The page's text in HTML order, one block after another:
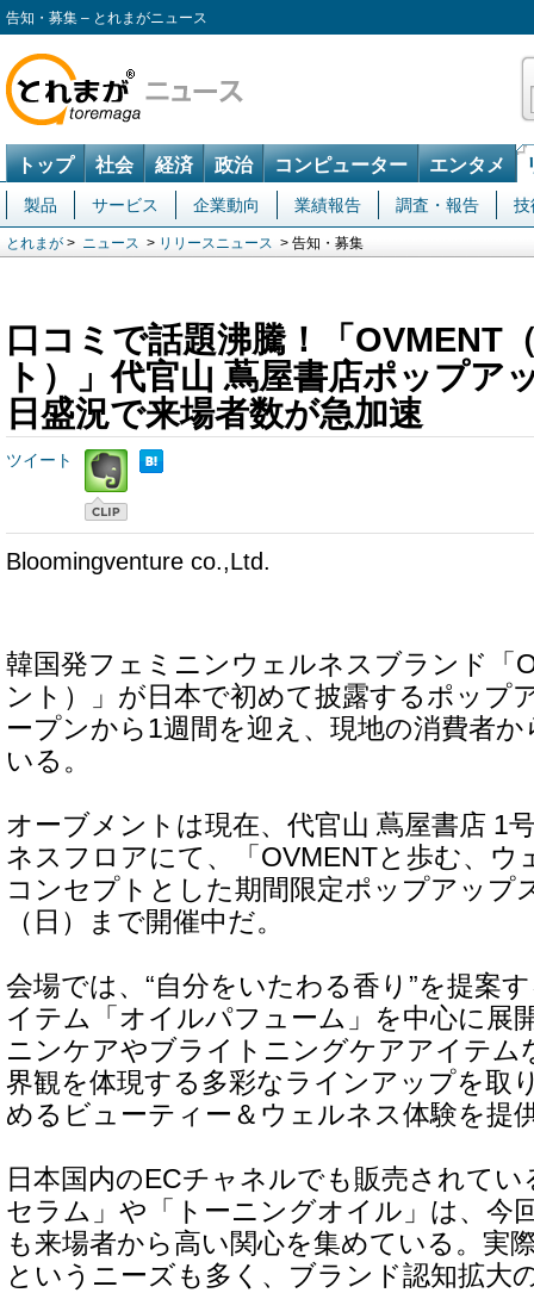
告知・募集 – とれまがニュース
トップ 社会 経済 政治 コンピューター エンタメ
製品 サービス 企業動向 業績報告 調査・報告 技
とれまが > ニュース > リリースニュース > 告知・募集
口コミで話題沸騰！「OVMENT
ト）」代官山 蔦屋書店ポップア
日盛況で来場者数が急加速
ツイート
Bloomingventure co.,Ltd.
韓国発フェミニンウェルネスブランド「
ント）」が日本で初めて披露するポップ
ープンから1週間を迎え、現地の消費者
いる。
オーブメントは現在、代官山 蔦屋書店 1
ネスフロアにて、「OVMENTと歩む、ウ
コンセプトとした期間限定ポップアップ
（日）まで開催中だ。
会場では、“自分をいたわる香り”を提案
イテム「オイルパフューム」を中心に展
ニンケアやブライトニングケアアイテム
界観を体現する多彩なラインアップを取
めるビューティー＆ウェルネス体験を提
日本国内のECチャネルでも販売されて
セラム」や「トーニングオイル」は、今
も来場者から高い関心を集めている。実
というニーズも多く、ブランド認知拡大